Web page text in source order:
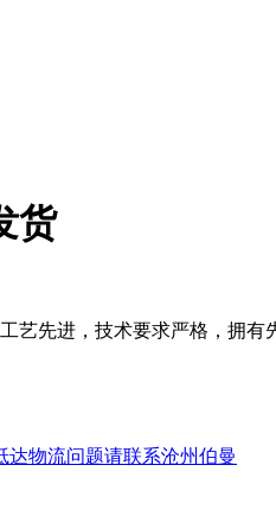
货
艺先进，技术要求严格，拥
达物流问题请联系沧州伯曼